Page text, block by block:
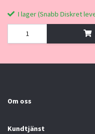
I lager (Snabb Diskret
Om oss
Kundtjänst